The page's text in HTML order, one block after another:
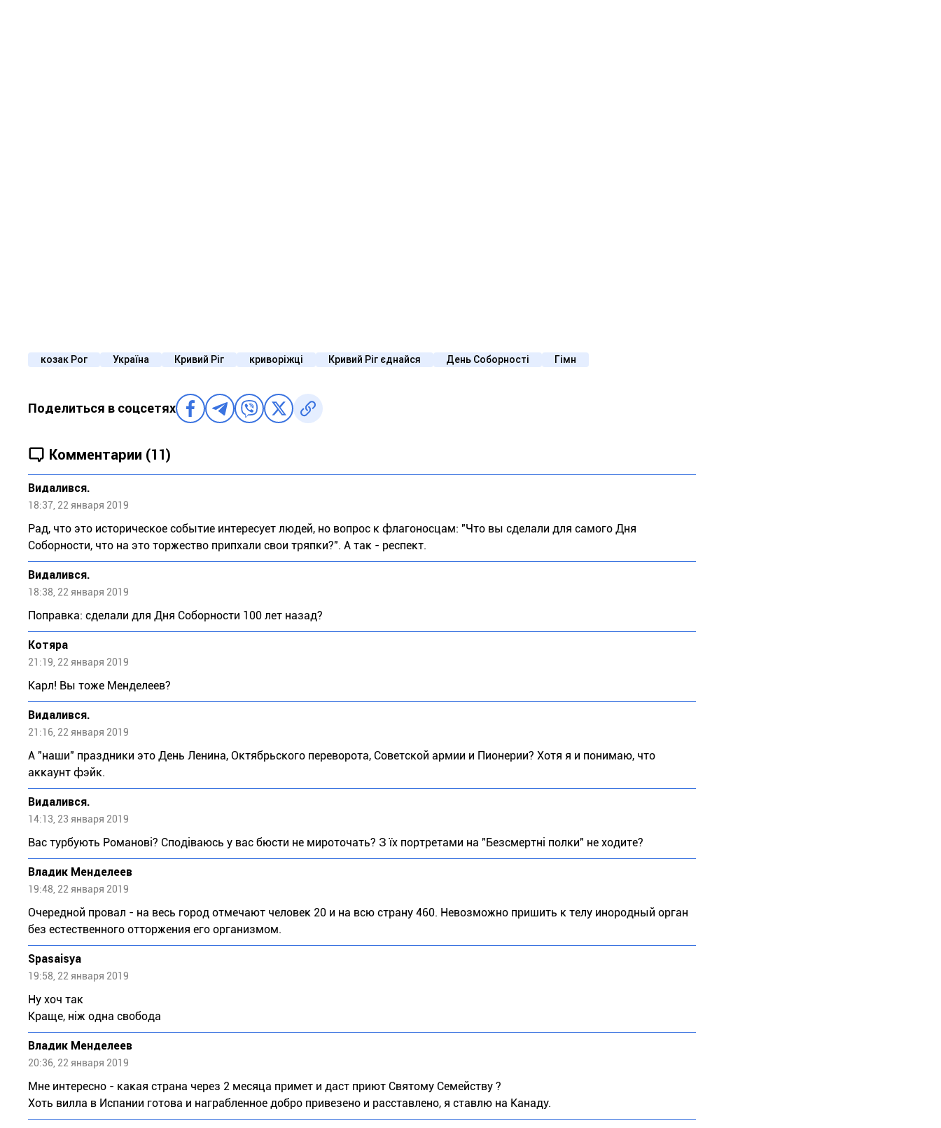
козак Рог Україна Кривий Ріг криворіжці Кривий Ріг єднайся День Соборності Гімн
Поделиться в соцсетях
Комментарии (11)
Видалився.
18:37, 22 января 2019
Рад, что это историческое событие интересует людей, но вопрос к флагоносцам: "Что вы сделали для самого Дня
Соборности, что на это торжество припхали свои тряпки?". А так - респект.
Видалився.
18:38, 22 января 2019
Поправка: сделали для Дня Соборности 100 лет назад?
Котяра
21:19, 22 января 2019
Карл! Вы тоже Менделеев?
Видалився.
21:16, 22 января 2019
А "наши" праздники это День Ленина, Октябрьского переворота, Советской армии и Пионерии? Хотя я и понимаю, что
аккаунт фэйк.
Видалився.
14:13, 23 января 2019
Вас турбують Романові? Сподіваюсь у вас бюсти не мироточать? З їх портретами на "Безсмертні полки" не ходите?
Владик Менделеев
19:48, 22 января 2019
Очередной провал - на весь город отмечают человек 20 и на всю страну 460. Невозможно пришить к телу инородный орган
без естественного отторжения его организмом.
Spasaisya
19:58, 22 января 2019
Ну хоч так
Краще, ніж одна свобода
Владик Менделеев
20:36, 22 января 2019
Мне интересно - какая страна через 2 месяца примет и даст приют Святому Семейству ?
Хоть вилла в Испании готова и награбленное добро привезено и расставлено, я ставлю на Канаду.